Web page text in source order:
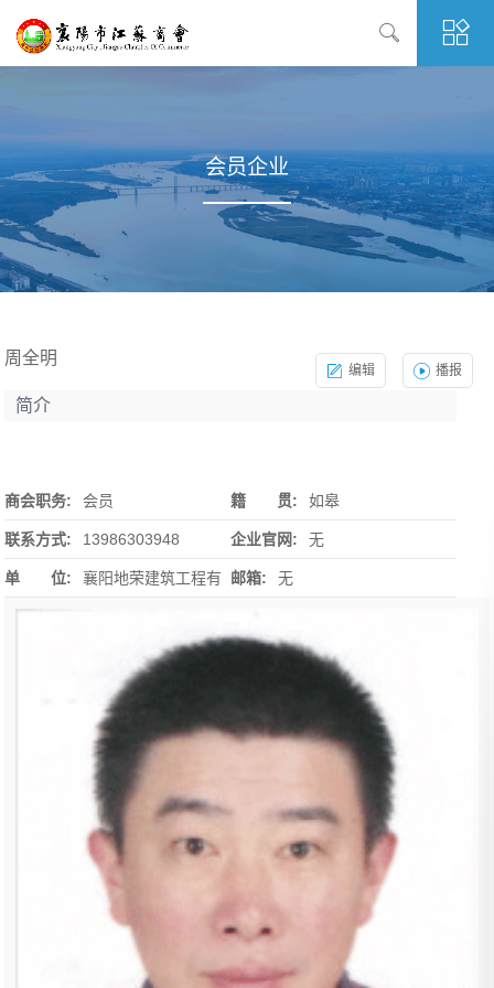
会员企业
编辑 播报
周全明
简介
商会职务: 会员
联系方式: 13986303948
单 位: 襄阳地荣建筑工程有
籍 贯: 如皋
企业官网: 无
邮箱: 无